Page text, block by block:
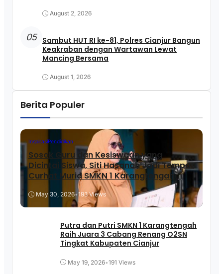
August 2, 2026
05 Sambut HUT RI ke-81, Polres Cianjur Bangun
Keakraban dengan Wartawan Lewat
Mancing Bersama
August 1, 2026
Berita Populer
InspirasiPendidikan
Sosok Guru dan Kesiswaan yang
Dicintai Siswa, Siti Hasanah Jadi Tempat
Curhat Murid SMKN 1 Karangtengah
May 30, 2026•193 Views
Putra dan Putri SMKN 1 Karangtengah
Raih Juara 3 Cabang Renang O2SN
Tingkat Kabupaten Cianjur
May 19, 2026•191 Views